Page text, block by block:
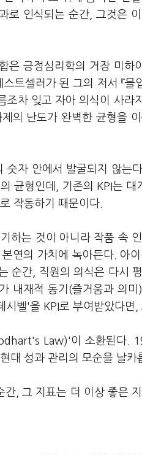
로 인식되는 순간, 그것은
은 긍정심리학의 거장 미
트셀러가 된 그의 저서 『몰
조차 잊고 자아 의식이 사
의 난도가 완벽한 균형을
숫자 안에서 발굴되지 않는
균형인데, 기존의 KPI는
작동하기 때문이다.
하는 것이 아니라 작품 속
연의 가치에 녹아든다. 아
순간, 직원의 의식은 다시
내재적 동기(즐거움과 의
벨'을 KPI로 부여받았다면
Law)'이 소환된다.
대 성과 관리의 모순을 날카
간, 그 지표는 더 이상 좋